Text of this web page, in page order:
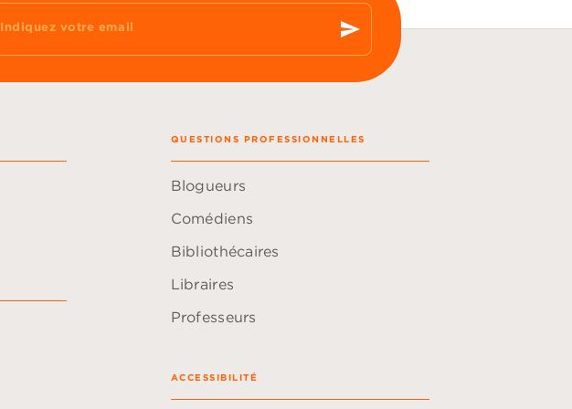
Indiquez votre email send
QUESTIONS PROFESSIONNELLES
Blogueurs
Comédiens
Bibliothécaires
Libraires
Professeurs
ACCESSIBILITÉ